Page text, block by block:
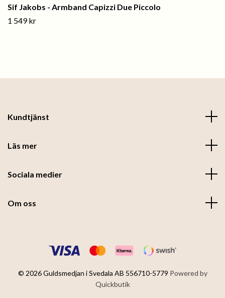
Sif Jakobs - Armband Capizzi Due Piccolo
1 549 kr
Kundtjänst
Läs mer
Sociala medier
Om oss
© 2026 Guldsmedjan i Svedala AB 556710-5779 Powered by
Quickbutik